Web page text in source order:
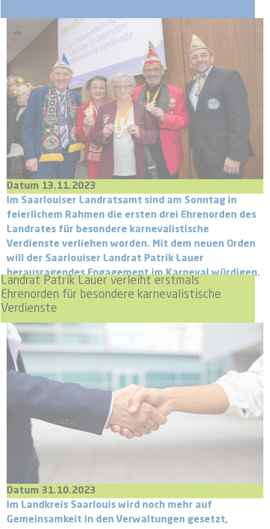
Landrat Patrik Lauer verleiht erstmals
Ehrenorden für besondere karnevalistische
Verdienste
Datum 13.11.2023
Im Saarlouiser Landratsamt sind am Sonntag in
feierlichem Rahmen die ersten drei Ehrenorden des
Landrates für besondere karnevalistische
Verdienste verliehen worden. Mit dem neuen Orden
will der Saarlouiser Landrat Patrik Lauer
herausragendes Engagement im Karneval würdigen.
Datum 31.10.2023
Im Landkreis Saarlouis wird noch mehr auf
Gemeinsamkeit in den Verwaltungen gesetzt,